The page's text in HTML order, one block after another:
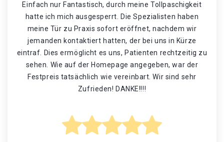
Einfach nur Fantastisch, durch meine Tollpaschigkeit
hatte ich mich ausgesperrt. Die Spezialisten haben
meine Tür zu Praxis sofort eröffnet, nachdem wir
jemanden kontaktiert hatten, der bei uns in Kürze
eintraf. Dies ermöglicht es uns, Patienten rechtzeitig zu
sehen. Wie auf der Homepage angegeben, war der
Festpreis tatsächlich wie vereinbart. Wir sind sehr
Zufrieden! DANKE!!!!